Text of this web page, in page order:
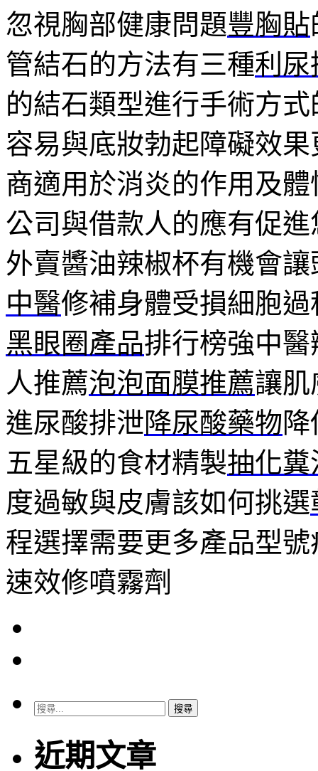
忽視胸部健康問題豐胸貼
管結石的方法有三種利尿
的結石類型進行手術方
容易與底妝勃起障礙效
商適用於消炎的作用及
公司與借款人的應有促
外賣醬油辣椒杯有機會
中醫修補身體受損細胞
黑眼圈產品排行榜強中
人推薦泡泡面膜推薦讓肌
進尿酸排泄降尿酸藥物
五星級的食材精製抽化糞
度過敏與皮膚該如何挑選
程選擇需要更多產品型號
速效修噴霧劑
搜
關
鍵
近期文章